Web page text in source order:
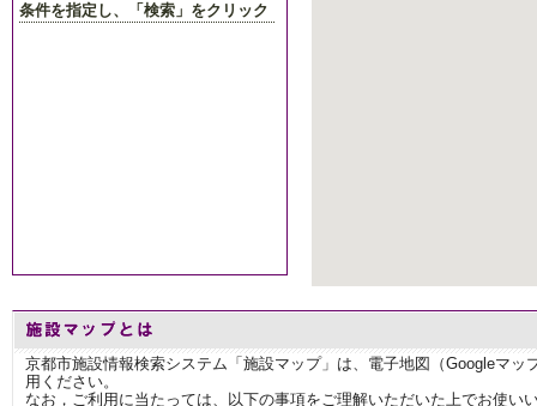
条件を指定し、「検索」をクリック
京都市施設情報検索システム「施設マップ」は、電子地図（Googleマ
用ください。
なお，ご利用に当たっては、以下の事項をご理解いただいた上でお使い